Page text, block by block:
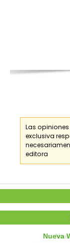
Las
exclusiva
editora